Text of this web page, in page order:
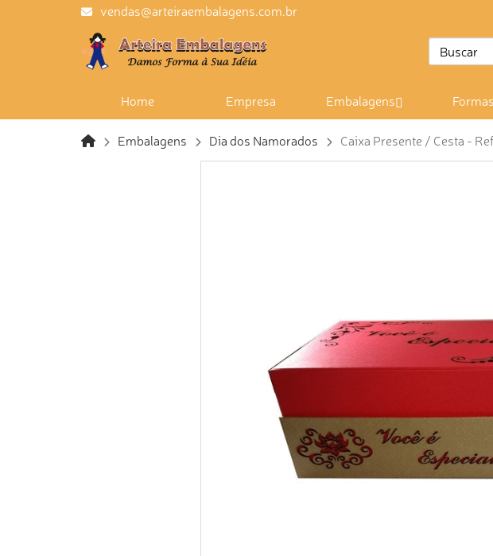
vendas@arteiraembalagens.com.br
Home Empresa Embalagens Formas
Embalagens Dia dos Namorados Caixa Presente / Cesta -